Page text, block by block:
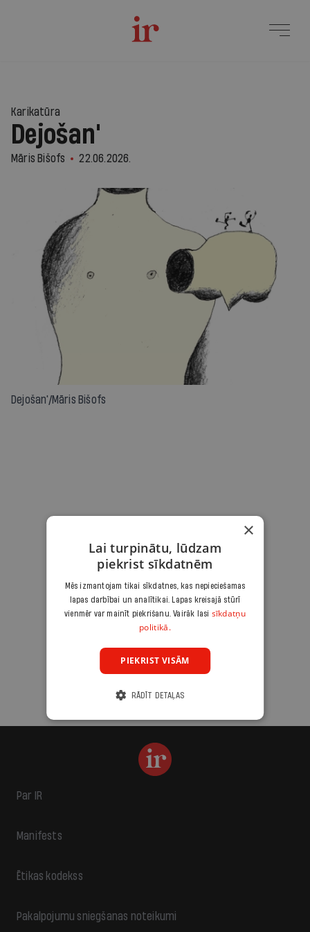
Karikatūra
Dejošan'
Māris Bišofs 22.06.2026.
Dejošan'/Māris Bišofs
Loading...
Mums ir pa ceļam — lasi jaunāko savā laika joslā!
Par IR
Manifests
Ētikas kodekss
Pakalpojumu sniegšanas noteikumi
×
Lai turpinātu, lūdzam
piekrist sīkdatnēm
Mēs izmantojam tikai sīkdatnes, kas nepieciešamas
lapas darbībai un analītikai. Lapas kreisajā stūrī
vienmēr var mainīt piekrišanu. Vairāk lasi sīkdatņu
politikā.
PIEKRIST VISĀM
RĀDĪT DETAĻAS